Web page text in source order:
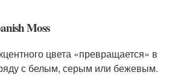
Moss
цвета «превращается» в
с белым, серым или бежевым.